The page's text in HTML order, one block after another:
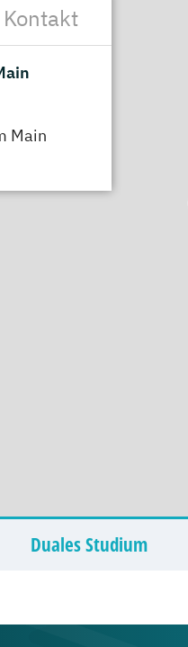
dual Studierende der
Ausbildung. Auch
Berufsbilder vor oder
Studiengänge
Main
Duales Studium